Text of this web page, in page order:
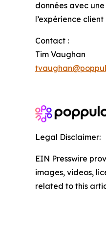
données avec
l’expérience
Contact :
Tim Vaughan
Legal Disclaimer:
EIN Presswire
images, videos,
related to this